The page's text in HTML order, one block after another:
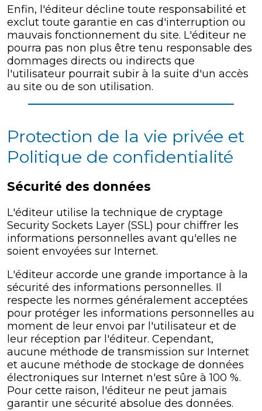
Enfin, l'éditeur décline toute responsabilité et
exclut toute garantie en cas d'interruption ou
mauvais fonctionnement du site. L'éditeur ne
pourra pas non plus être tenu responsable des
dommages directs ou indirects que
l'utilisateur pourrait subir à la suite d'un accès
au site ou de son utilisation.
Protection de la vie privée et
Politique de confidentialité
Sécurité des données
L'éditeur utilise la technique de cryptage
Security Sockets Layer (SSL) pour chiffrer les
informations personnelles avant qu'elles ne
soient envoyées sur Internet.
L'éditeur accorde une grande importance à la
sécurité des informations personnelles. Il
respecte les normes généralement acceptées
pour protéger les informations personnelles au
moment de leur envoi par l'utilisateur et de
leur réception par l'éditeur. Cependant,
aucune méthode de transmission sur Internet
et aucune méthode de stockage de données
électroniques sur Internet n'est sûre à 100 %.
Pour cette raison, l'éditeur ne peut jamais
garantir une sécurité absolue des données.